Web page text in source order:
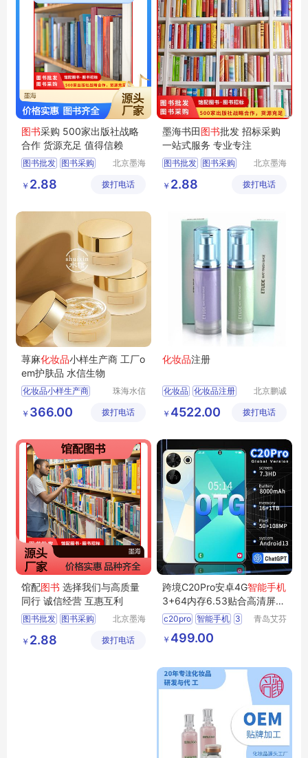
图书采购 500家出版社战略
合作 货源充足 值得信赖
图书批发 图书采购
图书
北京墨海
有限公司
￥ 2.88 拨打电话
墨海书田图书批发 招标采购
一站式服务 专业专注
图书批发 图书采购
图书
北京墨海
有限公司
￥ 2.88 拨打电话
荨麻化妆品小样生产商 工厂o
em护肤品 水信生物
化妆品小样生产商
化妆品生产厂址
工厂oem护肤品
珠海水信
有限公司
￥ 366.00 拨打电话
化妆品注册
化妆品 化妆品注册
北京鹏诚
咨询有限
￥ 4522.00 拨打电话
馆配图书 选择我们与高质量
同行 诚信经营 互惠互利
图书批发 图书采购
图书价格
北京墨海
有限公司
￥ 2.88 拨打电话
跨境C20Pro安卓4G智能手机
3+64内存6.53贴合高清屏2
4新款外贸手机
c20pro 智能手机 3
6 53
青岛艾芬
￥ 499.00